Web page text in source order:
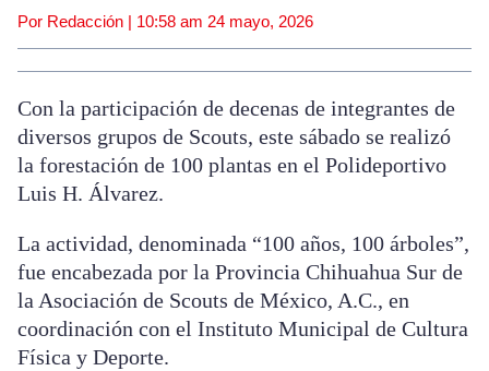
Por Redacción | 10:58 am 24 mayo, 2026
Con la participación de decenas de integrantes de
diversos grupos de Scouts, este sábado se realizó
la forestación de 100 plantas en el Polideportivo
Luis H. Álvarez.
La actividad, denominada “100 años, 100 árboles”,
fue encabezada por la Provincia Chihuahua Sur de
la Asociación de Scouts de México, A.C., en
coordinación con el Instituto Municipal de Cultura
Física y Deporte.